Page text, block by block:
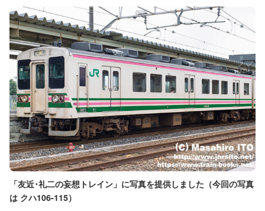
「友近･礼二の妄想トレイン」に写真を提供しました（今回の写真
は クハ106-115）